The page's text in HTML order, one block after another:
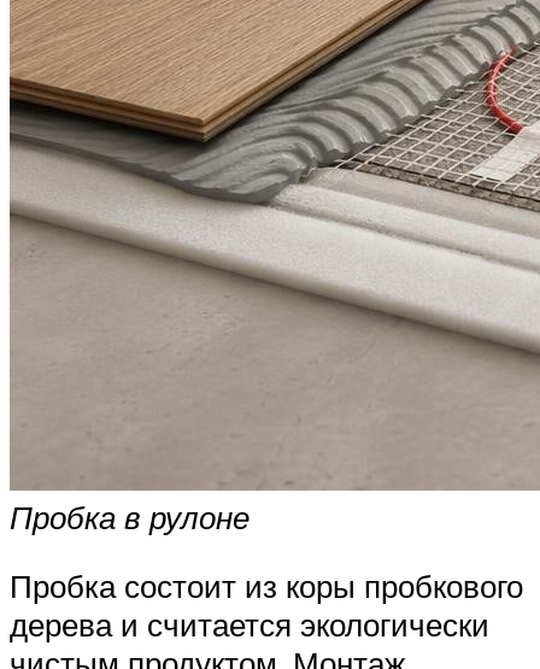
Пробка в рулоне
Пробка состоит из коры пробкового
дерева и считается экологически